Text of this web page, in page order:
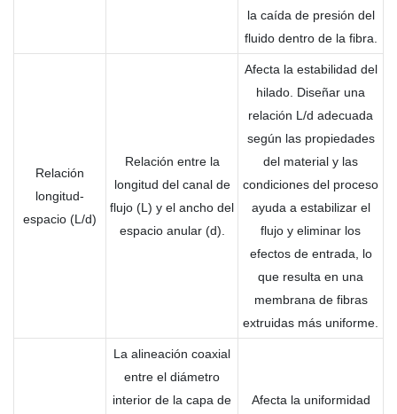
la caída de presión del
fluido dentro de la fibra.
Relación
longitud-
espacio (L/d)
Relación entre la
longitud del canal de
flujo (L) y el ancho del
espacio anular (d).
Afecta la estabilidad del
hilado. Diseñar una
relación L/d adecuada
según las propiedades
del material y las
condiciones del proceso
ayuda a estabilizar el
flujo y eliminar los
efectos de entrada, lo
que resulta en una
membrana de fibras
extruidas más uniforme.
La alineación coaxial
entre el diámetro
interior de la capa de
Afecta la uniformidad